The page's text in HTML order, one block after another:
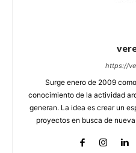
https://
Surge enero de 2009
conocimiento de la actividad
generan. La idea es crear un
proyectos en busca de